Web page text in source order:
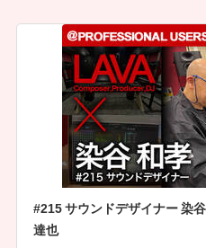
#215 サウンドデザイナー 染
達也